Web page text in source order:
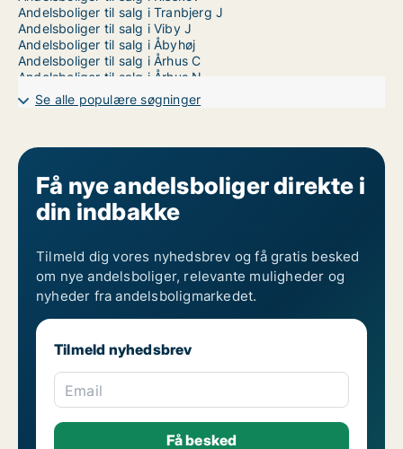
Andelsboliger til salg i Tranbjerg J
Andelsboliger til salg i Viby J
Andelsboliger til salg i Åbyhøj
Andelsboliger til salg i Århus C
Andelsboliger til salg i Århus N
Andelsboliger til salg i Århus V
Se alle populære søgninger
Få nye andelsboliger direkte i
din indbakke
Tilmeld dig vores nyhedsbrev og få gratis besked
om nye andelsboliger, relevante muligheder og
nyheder fra andelsboligmarkedet.
Tilmeld nyhedsbrev
Email